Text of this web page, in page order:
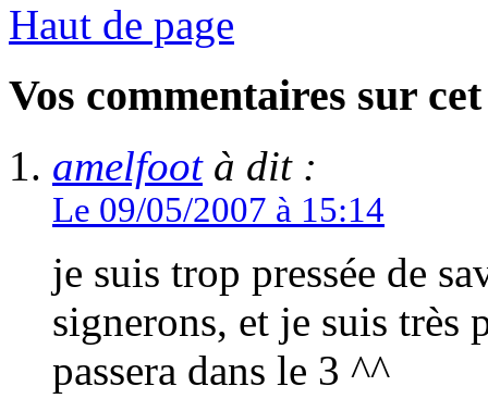
Haut de page
Vos commentaires sur
amelfootà dit :
Le 09/05/2007 à 15:14
je suis trop pressée de
signerons, et je suis très
passera dans le 3 ^^